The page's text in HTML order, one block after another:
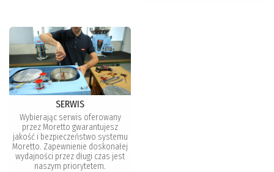
SERWIS
Wybierając serwis oferowany
przez Moretto gwarantujesz
jakość i bezpieczeństwo systemu
Moretto. Zapewnienie doskonałej
wydajności przez długi czas jest
naszym priorytetem.